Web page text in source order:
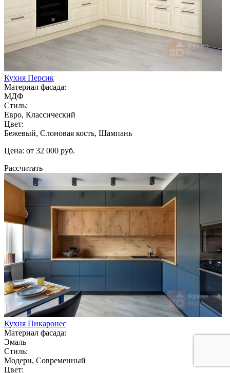
Кухня Персик
Материал фасада:
МДФ
Стиль:
Евро, Классический
Цвет:
Бежевый, Слоновая кость, Шампань
Цена: от 32 000 руб.
Рассчитать
Кухня Пикаронес
Материал фасада:
Эмаль
Стиль:
Модерн, Современный
Цвет: